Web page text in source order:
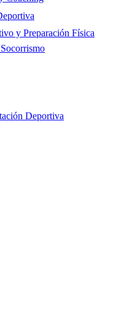
y Preparación Física
Deportiva